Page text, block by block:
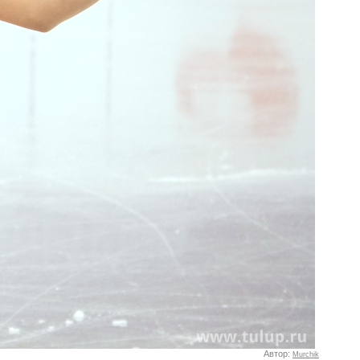
Автор: Murchik